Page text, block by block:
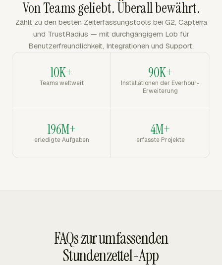
Von Teams geliebt. Überall bewährt.
Zählt zu den besten Zeiterfassungstools bei G2, Capterra
und TrustRadius — mit durchgängigem Lob für
Benutzerfreundlichkeit, Integrationen und Support.
10K+
Teams weltweit
90K+
Installationen der Everhour-
Erweiterung
196M+
erledigte Aufgaben
4M+
erfasste Projekte
FAQs zur umfassenden
Stundenzettel-App